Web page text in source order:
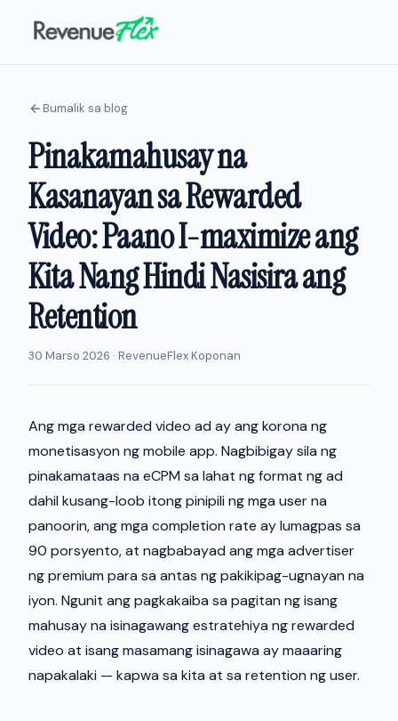
Bumalik sa blog
Pinakamahusay na
Kasanayan sa Rewarded
Video: Paano I-maximize ang
Kita Nang Hindi Nasisira ang
Retention
30 Marso 2026 · RevenueFlex Koponan
Ang mga rewarded video ad ay ang korona ng
monetisasyon ng mobile app. Nagbibigay sila ng
pinakamataas na eCPM sa lahat ng format ng ad
dahil kusang-loob itong pinipili ng mga user na
panoorin, ang mga completion rate ay lumagpas sa
90 porsyento, at nagbabayad ang mga advertiser
ng premium para sa antas ng pakikipag-ugnayan na
iyon. Ngunit ang pagkakaiba sa pagitan ng isang
mahusay na isinagawang estratehiya ng rewarded
video at isang masamang isinagawa ay maaaring
napakalaki — kapwa sa kita at sa retention ng user.